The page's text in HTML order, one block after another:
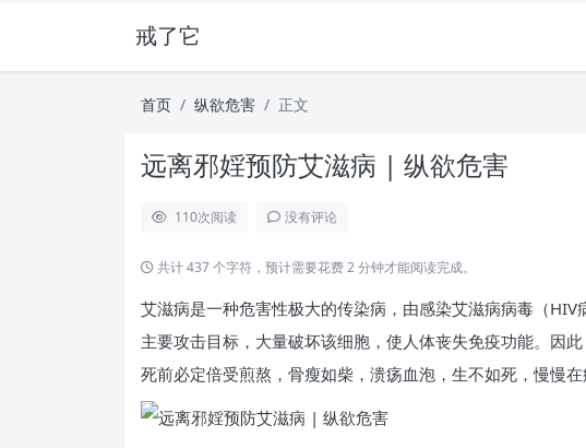
戒了它
首页 纵欲危害 正文
远离邪婬预防艾滋病 | 纵欲危害
110次阅读 没有评论
共计 437 个字符，预计需要花费 2 分钟才能阅读完成。
艾滋病是一种危害性极大的传染病，由感染艾滋病病毒（
主要攻击目标，大量破坏该细胞，使人体丧失免疫功能。因
死前必定倍受煎熬，骨瘦如柴，溃疡血泡，生不如死，慢慢